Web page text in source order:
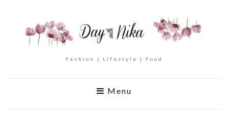
Fashion | Lifestyle | Food
Menu